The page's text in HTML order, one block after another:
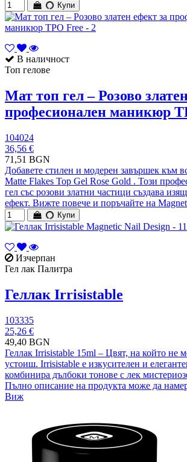
Купи
В наличност
Топ гелове
Мат топ гел – Розово
професионален маникюр
104024
36,56 €
71,51 BGN
Добавете стилен и модерен завършек към
Matte Flakes Top Gel Rose Gold . Този
гел със розови златни частици създава
ефект. Вижте повече и поръчайте на
Купи
Изчерпан
Гел лак Палитра
Геллак Irrisistable
103335
25,26 €
49,40 BGN
Геллак Irrisistable 15ml – Цвят, на който не
устоиш. Irrisistable е изкусителен и
комбинира дълбоки тонове с лек
Пълно описание на продукта може да
Виж